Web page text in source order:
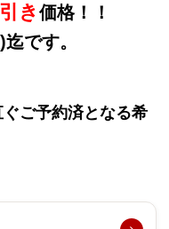
き価格！！
です。
ご予約済となる希